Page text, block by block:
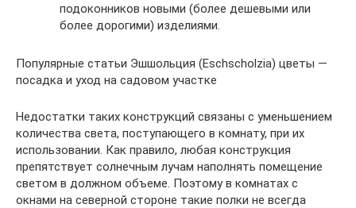
подоконников новыми (более дешевыми или
более дорогими) изделиями.
Популярные статьи Эшшольция (Eschscholzia) цветы —
посадка и уход на садовом участке
Недостатки таких конструкций связаны с уменьшением
количества света, поступающего в комнату, при их
использовании. Как правило, любая конструкция
препятствует солнечным лучам наполнять помещение
светом в должном объеме. Поэтому в комнатах с
окнами на северной стороне такие полки не всегда